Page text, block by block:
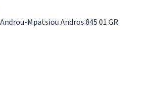
Mpatsiou Andros 845 01 GR